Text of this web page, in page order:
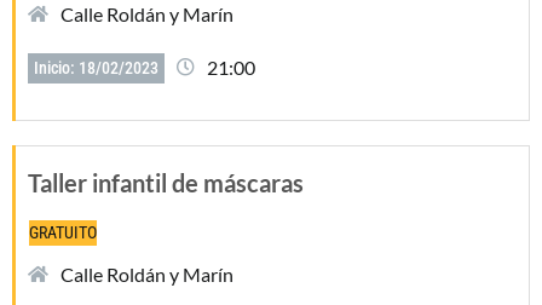
Calle Roldán y Marín
Inicio: 18/02/2023 21:00
Taller infantil de máscaras
GRATUITO
Calle Roldán y Marín